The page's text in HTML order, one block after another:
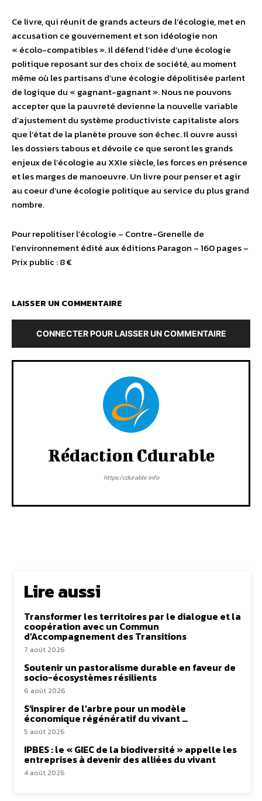
Ce livre, qui réunit de grands acteurs de l’écologie, met en
accusation ce gouvernement et son idéologie non
« écolo-compatibles ». Il défend l’idée d’une écologie
politique reposant sur des choix de société, au moment
même où les partisans d’une écologie dépolitisée parlent
de logique du « gagnant-gagnant ». Nous ne pouvons
accepter que la pauvreté devienne la nouvelle variable
d’ajustement du système productiviste capitaliste alors
que l’état de la planète prouve son échec. Il ouvre aussi
les dossiers tabous et dévoile ce que seront les grands
enjeux de l’écologie au XXIe siècle, les forces en présence
et les marges de manoeuvre. Un livre pour penser et agir
au coeur d’une écologie politique au service du plus grand
nombre.
Pour repolitiser l’écologie – Contre-Grenelle de
l’environnement édité aux éditions Paragon – 160 pages –
Prix public : 8 €
LAISSER UN COMMENTAIRE
CONNECTER POUR LAISSER UN COMMENTAIRE
Rédaction Cdurable
https:/cdurable.info
Lire aussi
Transformer les territoires par le dialogue et la
coopération avec un Commun
d’Accompagnement des Transitions
7 août 2026
Soutenir un pastoralisme durable en faveur de
socio-écosystèmes résilients
6 août 2026
S’inspirer de l’arbre pour un modèle
économique régénératif du vivant …
5 août 2026
IPBES : le « GIEC de la biodiversité » appelle les
entreprises à devenir des alliées du vivant
4 août 2026